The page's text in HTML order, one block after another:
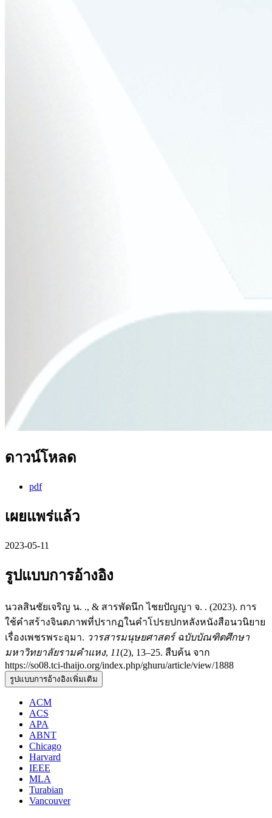
ดาวน์โหลด
pdf
เผยแพร่แล้ว
2023-05-11
รูปแบบการอ้างอิง
นวลสินชัยเจริญ น. ., & สารพัดนึก ไชยปัญญา จ. . (2023). การ
ใช้คำสร้างจินตภาพที่ปรากฏในคำโปรยปกหลังหนังสือนวนิยาย
เรื่องเพชรพระอุมา. วารสารมนุษยศาสตร์ ฉบับบัณฑิตศึกษา
มหาวิทยาลัยรามคำแหง, 11(2), 13–25. สืบค้น จาก
https://so08.tci-thaijo.org/index.php/ghuru/article/view/1888
รูปแบบการอ้างอิงเพิ่มเติม
ACM
ACS
APA
ABNT
Chicago
Harvard
IEEE
MLA
Turabian
Vancouver